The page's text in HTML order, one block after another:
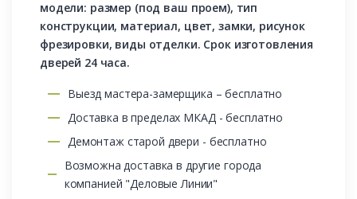
модели: размер (под ваш проем), тип
конструкции, материал, цвет, замки, рисунок
фрезировки, виды отделки. Срок изготовления
дверей 24 часа.
Выезд мастера-замерщика – бесплатно
Доставка в пределах МКАД - бесплатно
Демонтаж старой двери - бесплатно
Возможна доставка в другие города
компанией "Деловые Линии"